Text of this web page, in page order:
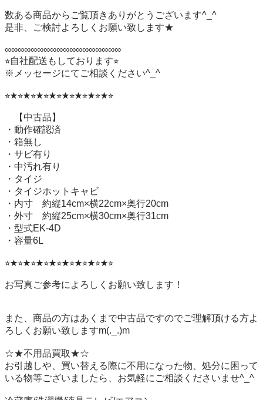
数ある商品からご覧頂きありがとうございます^_^
是非、ご検討よろしくお願い致します★
∞∞∞∞∞∞∞∞∞∞∞∞∞∞∞∞∞∞
⭐︎自社配送もしております⭐︎
※メッセージにてご相談ください^_^
⭐︎★⭐︎★⭐︎★⭐︎★⭐︎★⭐︎★⭐︎★⭐︎★⭐︎
【中古品】
・動作確認済
・箱無し
・サビ有り
・中汚れ有り
・タイジ
・タイジホットキャビ
・内寸　約縦14cm×横22cm×奥行20cm
・外寸　約縦25cm×横30cm×奥行31cm
・型式EK-4D
・容量6L
⭐︎★⭐︎★⭐︎★⭐︎★⭐︎★⭐︎★⭐︎★⭐︎★⭐︎
お写真ご参考によろしくお願い致します！
また、商品の方はあくまで中古品ですのでご理解頂ける方よ
ろしくお願い致しますm(._.)m
☆★不用品買取★☆
お引越しや、買い替える際に不用になった物、処分に困って
いる物等ございましたら、お気軽にご相談くださいませ^_^